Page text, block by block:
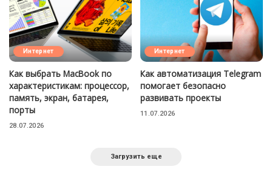
Интернет
Как выбрать MacBook по
характеристикам: процессор,
память, экран, батарея,
порты
28.07.2026
Интернет
Как автоматизация Telegram
помогает безопасно
развивать проекты
11.07.2026
Загрузить еще